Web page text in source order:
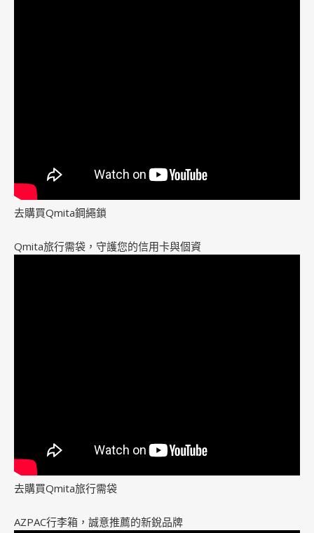
去購買Qmita鋼繩鎖
Qmita旅行需袋，守護您的信用卡與個資
去購買Qmita旅行需袋
AZPAC行李箱，誠意推薦的新銳品牌